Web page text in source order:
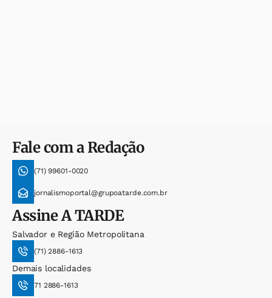
Fale com a Redação
(71) 99601-0020
jornalismoportal@grupoatarde.com.br
AssineA TARDE
Salvador e Região Metropolitana
(71) 2886-1613
Demais localidades
71 2886-1613